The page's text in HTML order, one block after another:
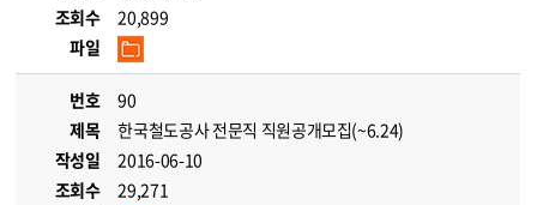
조회수
20,899
파일
번호
90
제목
한국철도공사 전문직 직원공개모집(~6.24)
작성일
2016-06-10
조회수
29,271